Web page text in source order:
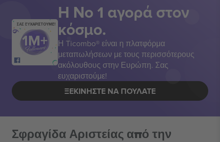
ΣΑΣ ΕΥΧΑΡΙΣΤΟΥΜΕ!
Η Νο 1 αγορά στον
κόσμο.
Η Ticombo® είναι η πλατφόρμα
μεταπωλήσεων με τους περισσότερους
ακόλουθους στην Ευρώπη. Σας
ευχαριστούμε!
ΞΕΚΙΝΉΣΤΕ ΝΑ ΠΟΥΛΆΤΕ
Σφραγίδα Αριστείας από την